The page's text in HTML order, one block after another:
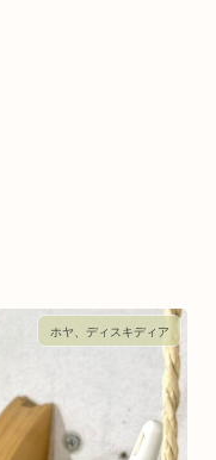
ホヤ、ディスキディア